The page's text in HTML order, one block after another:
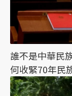
誰不是中華民
何收緊70年民